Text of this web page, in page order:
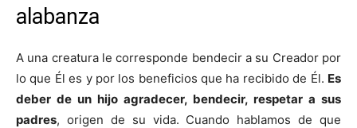
alabanza
A una creatura le corresponde bendecir a su Creador por
lo que Él es y por los beneficios que ha recibido de Él. Es
deber de un hijo agradecer, bendecir, respetar a sus
padres, origen de su vida. Cuando hablamos de que